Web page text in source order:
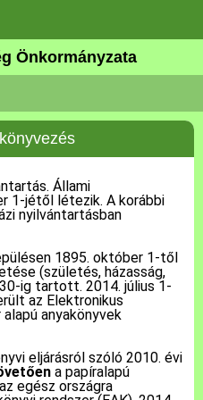
Önkormányzata
Állami
1-jétől létezik. A korábbi
nyilvántartásban
1895. október 1-től
(születés, házasság,
ig tartott. 2014. július 1-
az Elektronikus
anyakönyvek
eljárásról szóló 2010. évi
a papíralapú
egész országra